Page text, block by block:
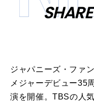
SHARE
ジャパニーズ・ファ
メジャーデビュー35
演を開催。TBSの人